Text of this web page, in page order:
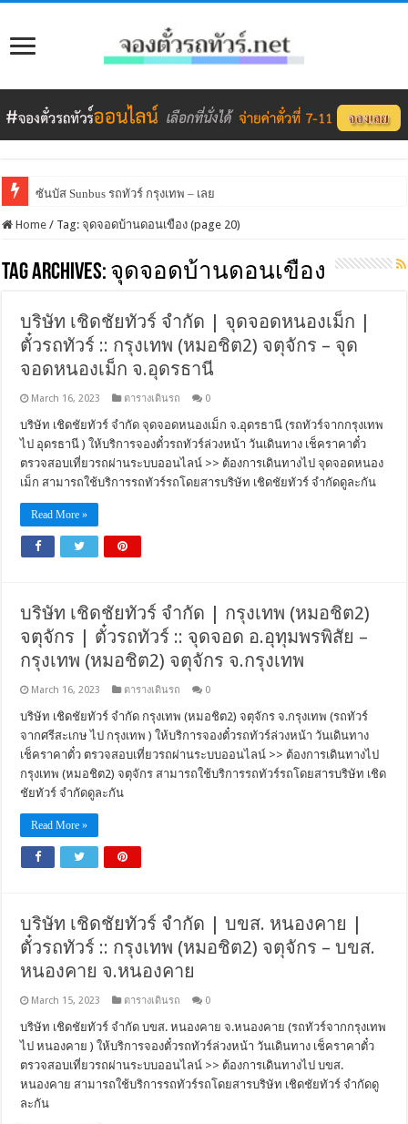
ซันบัส Sunbus รถทัวร์ กรุงเทพ – เลย
Home / Tag:จุดจอดบ้านดอนเขือง (page 20)
Tag Archives: จุดจอดบ้านดอนเขือง
บริษัท เชิดชัยทัวร์ จำกัด | จุดจอดหนองเม็ก |
ตั๋วรถทัวร์ :: กรุงเทพ (หมอชิต2) จตุจักร – จุด
จอดหนองเม็ก จ.อุดรธานี
March 16, 2023 ตารางเดินรถ 0
บริษัท เชิดชัยทัวร์ จำกัด จุดจอดหนองเม็ก จ.อุดรธานี (รถทัวร์จากกรุงเทพ
ไป อุดรธานี ) ให้บริการจองตั๋วรถทัวร์ล่วงหน้า วันเดินทาง เช็คราคาตั๋ว
ตรวจสอบเที่ยวรถผ่านระบบออนไลน์ >> ต้องการเดินทางไป จุดจอดหนอง
เม็ก สามารถใช้บริการรถทัวร์รถโดยสารบริษัท เชิดชัยทัวร์ จำกัดดูละกัน
Read More »
บริษัท เชิดชัยทัวร์ จำกัด | กรุงเทพ (หมอชิต2)
จตุจักร | ตั๋วรถทัวร์ :: จุดจอด อ.อุทุมพรพิสัย –
กรุงเทพ (หมอชิต2) จตุจักร จ.กรุงเทพ
March 16, 2023 ตารางเดินรถ 0
บริษัท เชิดชัยทัวร์ จำกัด กรุงเทพ (หมอชิต2) จตุจักร จ.กรุงเทพ (รถทัวร์
จากศรีสะเกษ ไป กรุงเทพ ) ให้บริการจองตั๋วรถทัวร์ล่วงหน้า วันเดินทาง
เช็คราคาตั๋ว ตรวจสอบเที่ยวรถผ่านระบบออนไลน์ >> ต้องการเดินทางไป
กรุงเทพ (หมอชิต2) จตุจักร สามารถใช้บริการรถทัวร์รถโดยสารบริษัท เชิด
ชัยทัวร์ จำกัดดูละกัน
Read More »
บริษัท เชิดชัยทัวร์ จำกัด | บขส. หนองคาย |
ตั๋วรถทัวร์ :: กรุงเทพ (หมอชิต2) จตุจักร – บขส.
หนองคาย จ.หนองคาย
March 15, 2023 ตารางเดินรถ 0
บริษัท เชิดชัยทัวร์ จำกัด บขส. หนองคาย จ.หนองคาย (รถทัวร์จากกรุงเทพ
ไป หนองคาย ) ให้บริการจองตั๋วรถทัวร์ล่วงหน้า วันเดินทาง เช็คราคาตั๋ว
ตรวจสอบเที่ยวรถผ่านระบบออนไลน์ >> ต้องการเดินทางไป บขส.
หนองคาย สามารถใช้บริการรถทัวร์รถโดยสารบริษัท เชิดชัยทัวร์ จำกัดดู
ละกัน